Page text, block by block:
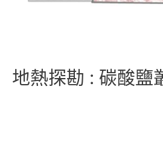
地熱探勘 : 碳酸鹽